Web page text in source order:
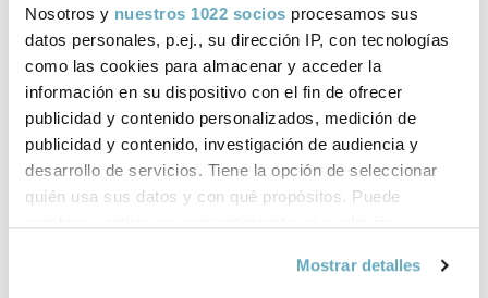
Nosotros y nuestros 1022 socios procesamos sus
datos personales, p.ej., su dirección IP, con tecnologías
como las cookies para almacenar y acceder la
información en su dispositivo con el fin de ofrecer
publicidad y contenido personalizados, medición de
publicidad y contenido, investigación de audiencia y
desarrollo de servicios. Tiene la opción de seleccionar
quién usa sus datos y con qué propósitos. Puede
Mostrar detalles
Vídeos relacionados
BBVA Tu mirada puede transformar a las personas